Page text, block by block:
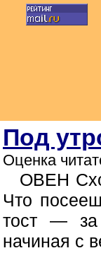
Под
Оценка
ОВЕН
Что
тост — за
начиная с